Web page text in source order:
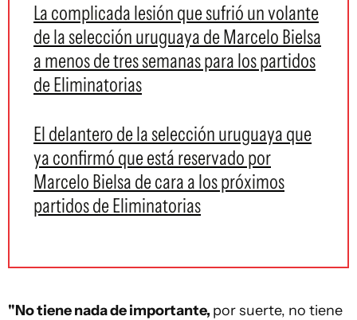
La complicada lesión que sufrió un volante
de la selección uruguaya de Marcelo Bielsa
a menos de tres semanas para los partidos
de Eliminatorias
El delantero de la selección uruguaya que
ya confirmó que está reservado por
Marcelo Bielsa de cara a los próximos
partidos de Eliminatorias
"No tiene nada de importante, por suerte, no tiene